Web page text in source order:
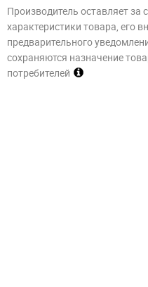
Производитель оставляет за
характеристики товара, его
предварительного
сохраняются назначение
потребителей